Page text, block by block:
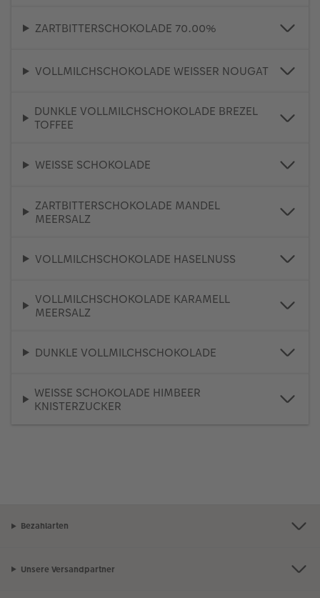
ZARTBITTERSCHOKOLADE 70.00%
VOLLMILCHSCHOKOLADE WEISSER NOUGAT
DUNKLE VOLLMILCHSCHOKOLADE BREZEL
TOFFEE
WEISSE SCHOKOLADE
ZARTBITTERSCHOKOLADE MANDEL
MEERSALZ
VOLLMILCHSCHOKOLADE HASELNUSS
VOLLMILCHSCHOKOLADE KARAMELL
MEERSALZ
DUNKLE VOLLMILCHSCHOKOLADE
WEISSE SCHOKOLADE HIMBEER
KNISTERZUCKER
Bezahlarten
Unsere Versandpartner